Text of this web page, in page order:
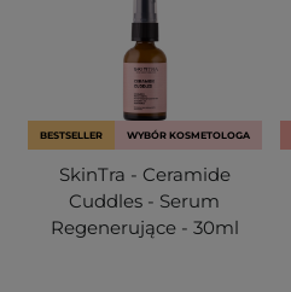
BESTSELLER WYBÓR KOSMETOLOGA
SkinTra - Ceramide
Cuddles - Serum
Regenerujące - 30ml